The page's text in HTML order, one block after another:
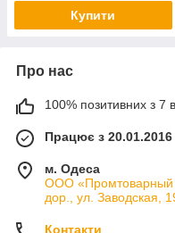
Купити
Про нас
100% позитивних з 7
Працює з 20.01.2016
м. Одеса
ООО «Промтоварный
дор., ул. Заводская,
Контакти